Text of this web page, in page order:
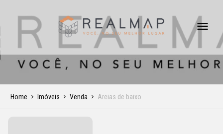
Home Imóveis Venda Areias de baixo